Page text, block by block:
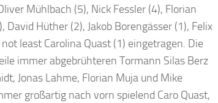
Mühlbach (5), Nick Fessler (4), Florian
David Hüther (2), Jakob Borengässer (1), Felix
least Carolina Quast (1) eingetragen. Die
immer abgebrühteren Tormann Silas Berz
Jonas Lahme, Florian Muja und Mike
großartig nach vorn spielend Caro Quast,